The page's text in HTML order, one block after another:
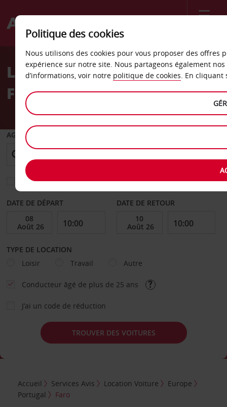
Welcome
AvisLa location de voiture à
Faro
AGENCE DE DÉPART
Sélectionnez une autre agence de retour
DATE DE DÉPART DATE DE RETOUR
TYPE DE LOCATION
Loisir
Travail Autre
Conducteur âgé de plus de 25 ans
J’ai un code de réduction
TROUVER DES VOITURES
Accueil Services Avis Location Voiture
Europe
Portugal
Faro
Politique des cookies
Nous utilisons des cookies pour vous proposer des
expérience sur notre site. Nous partageons également
d’informations, voir notre politique de cookies. En cliquant